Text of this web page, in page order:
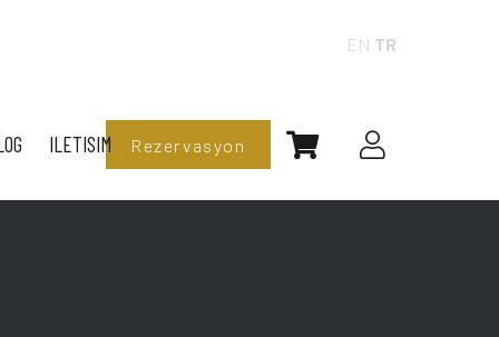
EN TR
ILETISIM Rezervasyon